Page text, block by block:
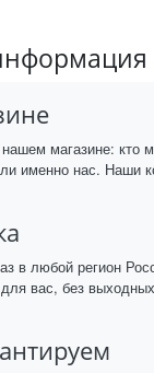
магазине: кто
именно нас. Наши
в любой регион
вас, без